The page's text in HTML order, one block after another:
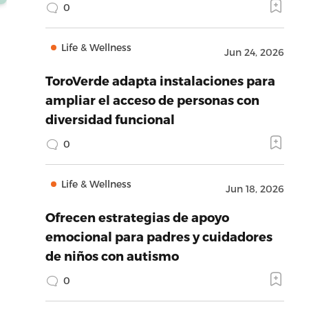
0
Life & Wellness Jun 24, 2026
ToroVerde adapta instalaciones para
ampliar el acceso de personas con
diversidad funcional
0
Life & Wellness Jun 18, 2026
Ofrecen estrategias de apoyo
emocional para padres y cuidadores
de niños con autismo
0